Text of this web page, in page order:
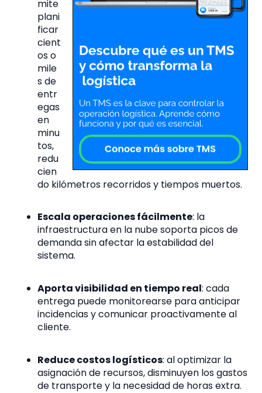
mite
plani
ficar
cient
os o
mile
s de
entr
egas
en
minu
tos,
redu
cien
do kilómetros recorridos y tiempos muertos.
Escala operaciones fácilmente: la
infraestructura en la nube soporta picos de
demanda sin afectar la estabilidad del
sistema.
Aporta visibilidad en tiempo real: cada
entrega puede monitorearse para anticipar
incidencias y comunicar proactivamente al
cliente.
Reduce costos logísticos: al optimizar la
asignación de recursos, disminuyen los gastos
de transporte y la necesidad de horas extra.